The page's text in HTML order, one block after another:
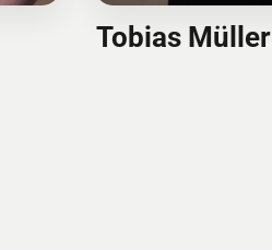
Tobias Müller